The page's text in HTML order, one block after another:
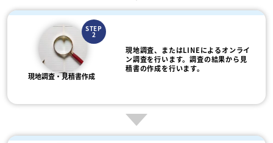
STEP
2
現地調査・見積書作成
現地調査、またはLINEによるオンライ
ン調査を行います。調査の結果から見
積書の作成を行います。